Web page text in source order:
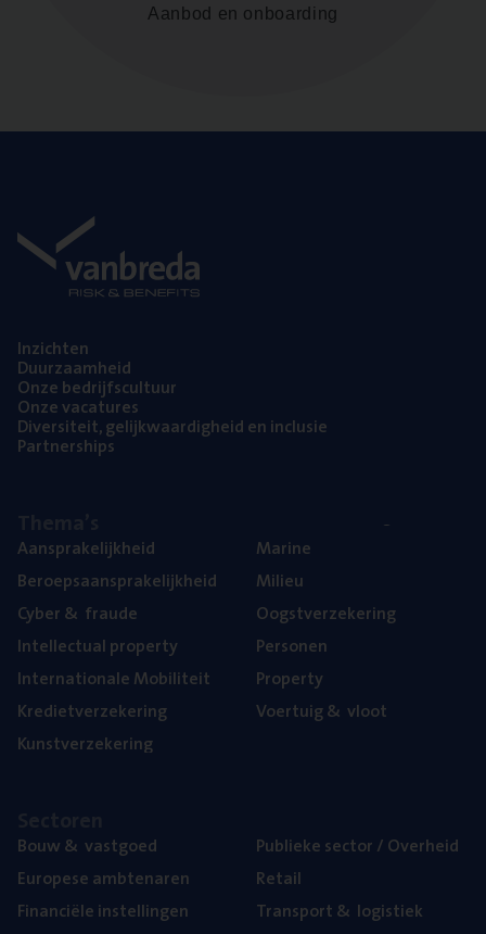
Aanbod en onboarding
Inzich­ten
Duur­zaam­heid
Onze bedrijfs­cul­tuur
Onze vaca­tu­res
Diver­si­teit, gelijk­waar­dig­heid en inclusie
Part­ner­ships
Aan­spra­ke­lijk­heid
Beroeps­aan­spra­ke­lijk­heid
Cyber& fraude
Intel­lec­tu­al property
Inter­na­ti­o­na­le Mobiliteit
Kre­diet­ver­ze­ke­ring
Kunst­ver­ze­ke­ring
Mari­ne
Mili­eu
Oogst­ver­ze­ke­ring
Per­so­nen
Pro­per­ty
Voer­tuig& vloot
Bouw& vastgoed
Euro­pe­se ambtenaren
Finan­ci­ë­le instellingen
Publie­ke sec­tor / Overheid
Retail
Trans­port& logistiek